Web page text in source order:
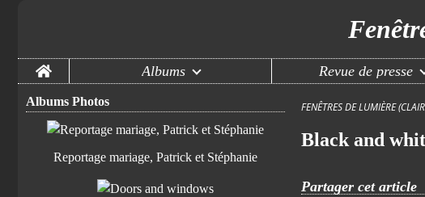
Home Albums Revue de presse
Albums Photos
Reportage mariage, Patrick et Stéphanie
FENÊTRES DE LUMIÈRE
Black and
Partager cet article